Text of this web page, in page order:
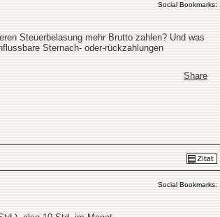
Social Bookmarks:
Steuerbelasung mehr Brutto zahlen? Und was
Sternach- oder-rückzahlungen
Share
Social Bookmarks: